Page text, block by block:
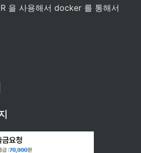
을 사용해서 docker 를 통해서